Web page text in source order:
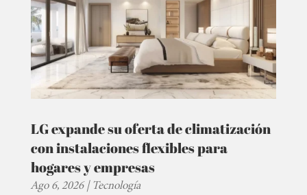
LG expande su oferta de climatización
con instalaciones flexibles para
hogares y empresas
Ago 6, 2026|Tecnología